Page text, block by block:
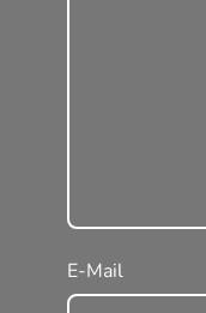
E-Mail